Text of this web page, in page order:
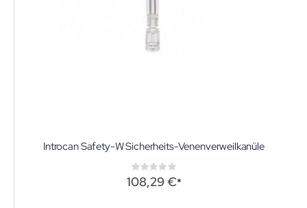
Introcan Safety-W Sicherheits-Venenverweilkanüle
Rating:
0%
108,29 €